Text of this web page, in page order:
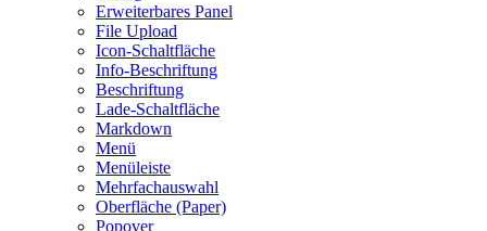
Erweiterbares Panel
File Upload
Icon-Schaltfläche
Info-Beschriftung
Beschriftung
Lade-Schaltfläche
Markdown
Menü
Menüleiste
Mehrfachauswahl
Oberfläche (Paper)
Popover